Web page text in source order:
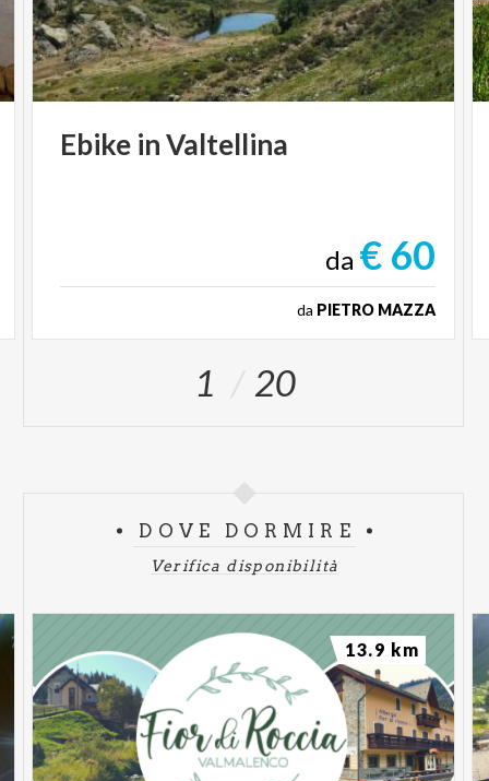
Ebike inValtellina
da € 60
da PIETRO MAZZA
1 20
DOVE DORMIRE
Verifica disponibilità
13.9 km